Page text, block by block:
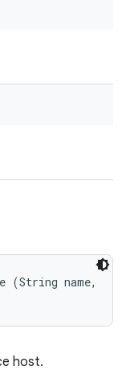
(String name,
host.